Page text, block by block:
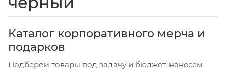
Каталог корпоративного мерча и
подарков
Подберём товары под задачу и бюджет, нанесём